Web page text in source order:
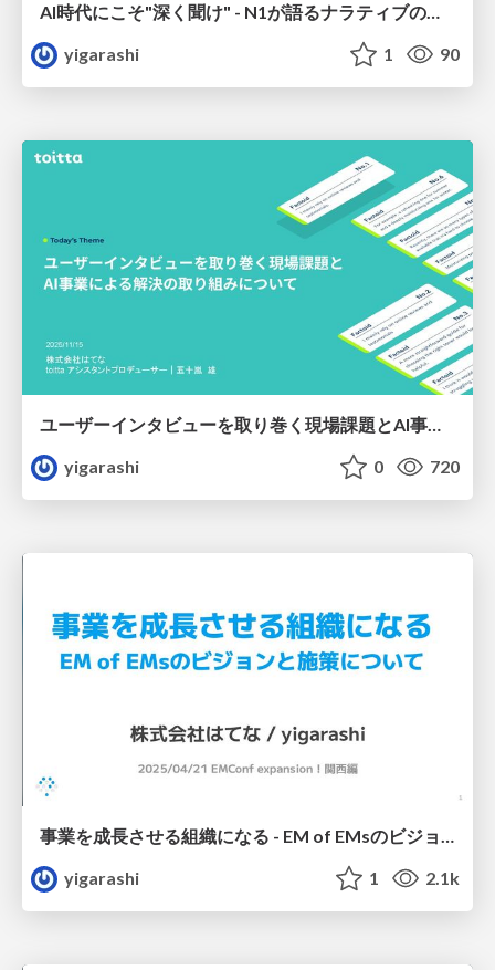
AI時代にこそ"深く聞け" - N1が語るナラティブの力が組織を動かし競争優位を創る
yigarashi
1 90
yigarashi
0 720
事業を成長させる組織になる - EM of EMsのビジョンと施策について
yigarashi
1 2.1k